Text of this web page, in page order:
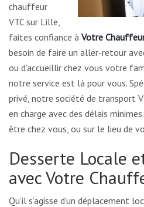
chauffeur
VTC sur Lille,
faites confiance à Votre
besoin de faire un aller-retour
ou d’accueillir chez vous votre
notre service est là pour vous.
privé, notre société de transport
en charge avec des délais
être chez vous, ou sur le lieu de
Desserte Locale
avec Votre
Qu’il s’agisse d’un déplacement